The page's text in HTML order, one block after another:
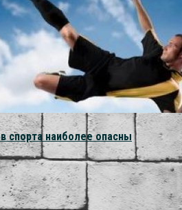
спорта наиболее опасны